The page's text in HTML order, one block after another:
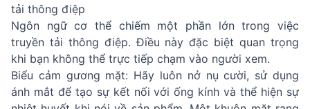
tải thông điệp
Ngôn ngữ cơ thể chiếm một phần lớn trong việc
truyền tải thông điệp. Điều này đặc biệt quan trọng
khi bạn không thể trực tiếp chạm vào người xem.
Biểu cảm gương mặt: Hãy luôn nở nụ cười, sử dụng
ánh mắt để tạo sự kết nối với ống kính và thể hiện sự